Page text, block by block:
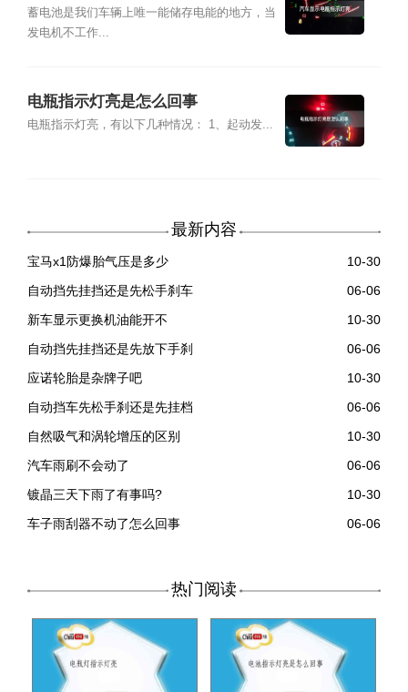
蓄电池是我们车辆上唯一能储存电能的地方，当
发电机不工作...
电瓶指示灯亮是怎么回事
电瓶指示灯亮，有以下几种情况： 1、起动发...
最新内容
宝马x1防爆胎气压是多少
10-30
自动挡先挂挡还是先松手刹车
06-06
新车显示更换机油能开不
10-30
自动挡先挂挡还是先放下手刹
06-06
应诺轮胎是杂牌子吧
10-30
自动挡车先松手刹还是先挂档
06-06
自然吸气和涡轮增压的区别
10-30
汽车雨刷不会动了
06-06
镀晶三天下雨了有事吗?
10-30
车子雨刮器不动了怎么回事
06-06
热门阅读